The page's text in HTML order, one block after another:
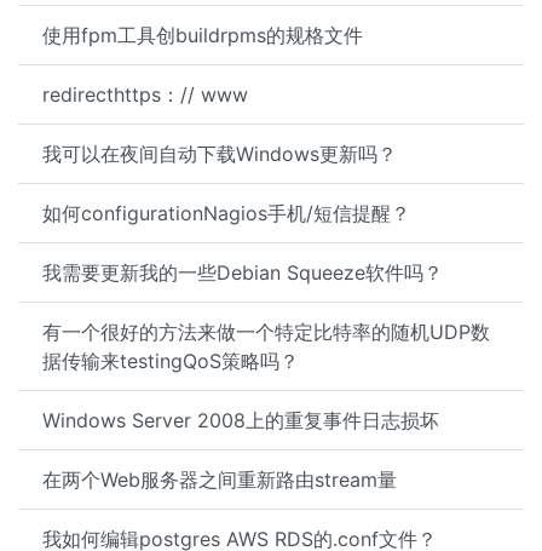
使用fpm工具创buildrpms的规格文件
redirecthttps：// www
我可以在夜间自动下载Windows更新吗？
如何configurationNagios手机/短信提醒？
我需要更新我的一些Debian Squeeze软件吗？
有一个很好的方法来做一个特定比特率的随机UDP数
据传输来testingQoS策略吗？
Windows Server 2008上的重复事件日志损坏
在两个Web服务器之间重新路由stream量
我如何编辑postgres AWS RDS的.conf文件？